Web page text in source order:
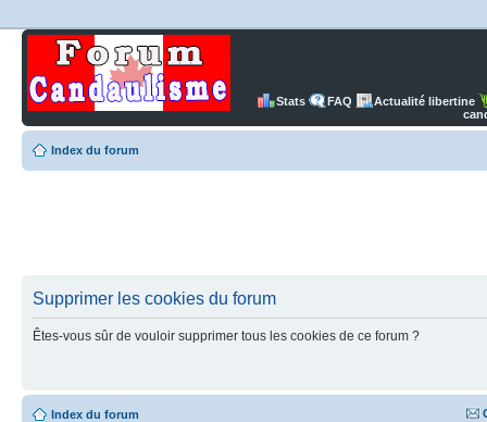
Stats FAQ
Actualité libertine
Index du forum
Supprimer les cookies du forum
Êtes-vous sûr de vouloir supprimer tous les cookies de ce forum ?
Index du forum